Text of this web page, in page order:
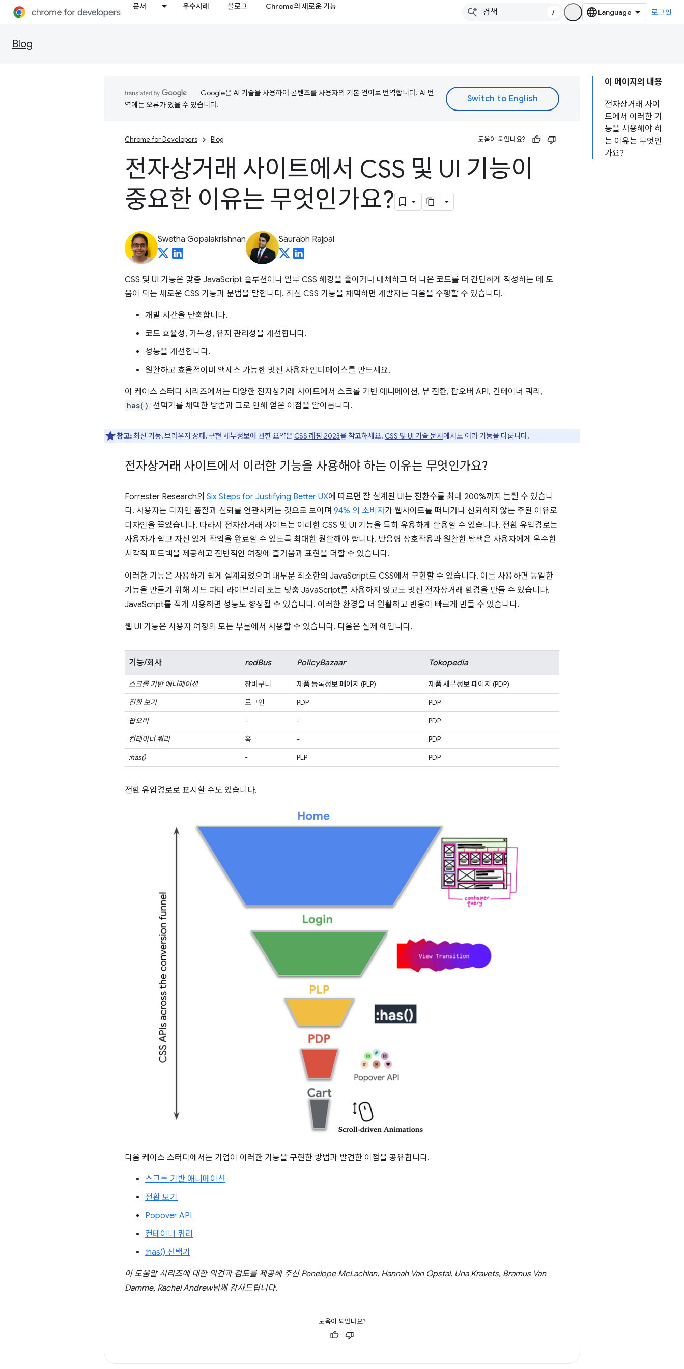
문서 우수사례 블로그 Chrome의 새로운 기능
/ 로그인
Blog
이 페이지의 내용
전자상거래 사이
트에서 이러한 기
능을 사용해야 하
는 이유는 무엇인
가요?
Google은 AI 기술을 사용하여 콘텐츠를 사용자의 기본 언어로 번역합니다. AI 번
역에는 오류가 있을 수 있습니다.
Chrome for Developers Blog 도움이 되었나요?
전자상거래 사이트에서 CSS 및 UI 기능이
중요한 이유는 무엇인가요?
Swetha Gopalakrishnan Saurabh Rajpal
CSS 및 UI 기능은 맞춤 JavaScript 솔루션이나 일부 CSS 해킹을 줄이거나 대체하고 더 나은 코드를 더 간단하게 작성하는 데 도
움이 되는 새로운 CSS 기능과 문법을 말합니다. 최신 CSS 기능을 채택하면 개발자는 다음을 수행할 수 있습니다.
개발 시간을 단축합니다.
코드 효율성, 가독성, 유지 관리성을 개선합니다.
성능을 개선합니다.
원활하고 효율적이며 액세스 가능한 멋진 사용자 인터페이스를 만드세요.
이 케이스 스터디 시리즈에서는 다양한 전자상거래 사이트에서 스크롤 기반 애니메이션, 뷰 전환, 팝오버 API, 컨테이너 쿼리,
has() 선택기를 채택한 방법과 그로 인해 얻은 이점을 알아봅니다.
참고:최신 기능, 브라우저 상태, 구현 세부정보에 관한 요약은 CSS 래핑 2023을 참고하세요. CSS 및 UI 기술 문서에서도 여러 기능을 다룹니다.
전자상거래 사이트에서 이러한 기능을 사용해야 하는 이유는 무엇인가요?
Forrester Research의 Six Steps for Justifying Better UX에 따르면 잘 설계된 UI는 전환수를 최대 200%까지 늘릴 수 있습니
다. 사용자는 디자인 품질과 신뢰를 연관시키는 것으로 보이며 94% 의 소비자가 웹사이트를 떠나거나 신뢰하지 않는 주된 이유로
디자인을 꼽았습니다. 따라서 전자상거래 사이트는 이러한 CSS 및 UI 기능을 특히 유용하게 활용할 수 있습니다. 전환 유입경로는
사용자가 쉽고 자신 있게 작업을 완료할 수 있도록 최대한 원활해야 합니다. 반응형 상호작용과 원활한 탐색은 사용자에게 우수한
시각적 피드백을 제공하고 전반적인 여정에 즐거움과 표현을 더할 수 있습니다.
이러한 기능은 사용하기 쉽게 설계되었으며 대부분 최소한의 JavaScript로 CSS에서 구현할 수 있습니다. 이를 사용하면 동일한
기능을 만들기 위해 서드 파티 라이브러리 또는 맞춤 JavaScript를 사용하지 않고도 멋진 전자상거래 환경을 만들 수 있습니다.
JavaScript를 적게 사용하면 성능도 향상될 수 있습니다. 이러한 환경을 더 원활하고 반응이 빠르게 만들 수 있습니다.
웹 UI 기능은 사용자 여정의 모든 부분에서 사용할 수 있습니다. 다음은 실제 예입니다.
기능/회사 redBus PolicyBazaar Tokopedia
스크롤 기반 애니메이션 장바구니 제품 등록정보 페이지 (PLP)
제품 세부정보 페이지 (PDP)
전환 보기
로그인 PDP
PDP
팝오버
- -
PDP
컨테이너 쿼리
홈 -
PDP
:has()
- PLP PDP
전환 유입경로로 표시할 수도 있습니다.
다음 케이스 스터디에서는 기업이 이러한 기능을 구현한 방법과 발견한 이점을 공유합니다.
스크롤 기반 애니메이션
전환 보기
Popover API
컨테이너 쿼리
:has() 선택기
이 도움말 시리즈에 대한 의견과 검토를 제공해 주신 Penelope McLachlan, Hannah Van Opstal, Una Kravets, Bramus Van
Damme, Rachel Andrew님께 감사드립니다.
도움이 되었나요?